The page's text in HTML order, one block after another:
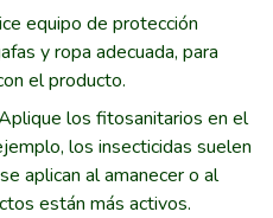
equipo de protección
y ropa adecuada, para
el producto.
los fitosanitarios en el
los insecticidas suelen
aplican al amanecer o al
están más activos.